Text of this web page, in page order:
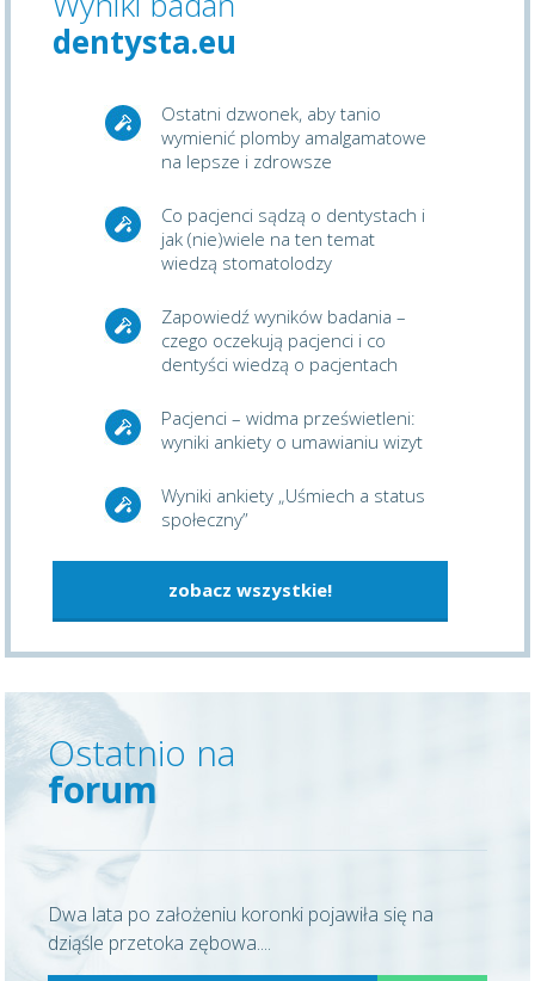
dentysta.eu
Ostatni dzwonek, aby tanio
wymienić plomby amalgamatowe
na lepsze i zdrowsze
Co pacjenci sądzą o dentystach i
jak (nie)wiele na ten temat
wiedzą stomatolodzy
Zapowiedź wyników badania –
czego oczekują pacjenci i co
dentyści wiedzą o pacjentach
Pacjenci – widma prześwietleni:
wyniki ankiety o umawianiu wizyt
Wyniki ankiety „Uśmiech a status
społeczny”
zobacz wszystkie!
Ostatnio na
forum
Dwa lata po założeniu koronki pojawiła się na
dziąśle przetoka zębowa....